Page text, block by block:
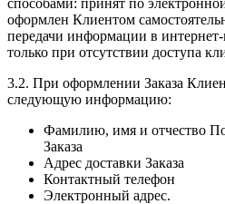
оформлен Клиентом
передачи информации в
только при отсутствии доступа
3.2. При оформлении Заказа
следующую информацию:
Фамилию, имя и отчество
Заказа
Адрес доставки Заказа
Контактный телефон
Электронный адрес.